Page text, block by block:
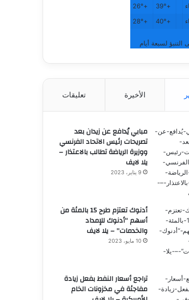
+
39°
+
26°
+
40°
+
28°
التنبؤ لسبعة أيام
الأخيرة تعليقات
مبابي يُدافع عن زيدان بعد
تصريحات رئيس الاتحاد الفرنسي
ووزيرة الرياضة تطالب بالاعتذار –
يلا لايف
9 يناير، 2023
أدنوك تعتزم طرح 15 بالمئة من
أسهم “أدنوك للإمداد
والخدمات” – يلا لايف
10 مايو، 2023
تراجع أسعار النفط بفعل زيادة
مفاجئة في مخزونات الخام